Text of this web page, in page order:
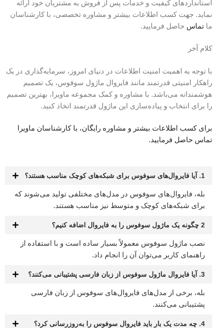
استانداردهای کیفیت و خدمات پس از فروش به مشتریان خود ارائه
نماید. جهت کسب اطلاعات بیشتر و مشاوره تخصصی، با کارشناسان
ما تماس حاصل فرمایید.
کلام آخر
با توجه به اهمیت امنیت اطلاعات در دنیای امروز، سرمایه‌گذاری در یک
راهکار امنیتی قدرتمند مانند فایروال ماژول سوفوس، یک تصمیم
هوشمندانه می‌باشد. با مشاوره و کمک مجموعه ماویرا، بهترین تصمیم
را برای انتخاب و پیاده‌سازی این ماژول‌ قدرتمند اتخاذ کنید.
برای کسب اطلاعات بیشتر و مشاوره رایگان، با کارشناسان ماویرا
تماس حاصل فرمایید.
1. آیا فایروال‌های سوفوس برای شبکه‌های کوچک مناسب هستند؟
بله، فایروال‌های سوفوس در مدل‌های مختلفی تولید می‌شوند که
برای شبکه‌های کوچک و متوسط نیز مناسب هستند.
2 چگونه یک ماژول سوفوس را به فایروال اضافه کنیم؟
نصب ماژول‌ سوفوس معمولاً بسیار ساده است و با استفاده از
راهنمای کاربر می‌توان آن را انجام داد.
3. آیا فایروال ماژول سوفوس از زبان فارسی پشتیبانی می‌کنند؟
بله، برخی از مدل‌های فایروال‌های سوفوس از زبان فارسی
پشتیبانی می‌کنند.
4. چه مدت یک بار باید فایروال سوفوس را به‌روزرسانی کرد؟